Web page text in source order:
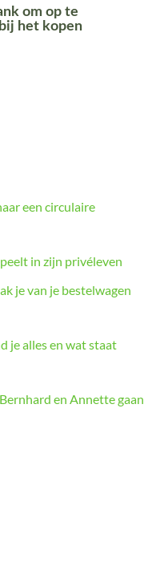
om op te
het kopen
een circulaire
in zijn privéleven
je van je bestelwagen
je alles en wat staat
en Annette gaan